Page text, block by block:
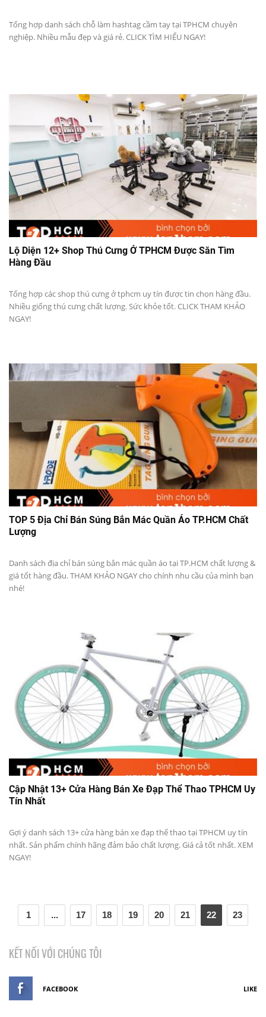
Tổng hợp danh sách chỗ làm hashtag cầm tay tại TPHCM chuyên
nghiệp. Nhiều mẫu đẹp và giá rẻ. CLICK TÌM HIỂU NGAY!
Lộ Diện 12+ Shop Thú Cưng Ở TPHCM Được Săn Tìm
Hàng Đầu
Tổng hợp các shop thú cưng ở tphcm uy tín được tin chọn hàng đầu.
Nhiều giống thú cưng chất lượng. Sức khỏe tốt. CLICK THAM KHẢO
NGAY!
TOP 5 Địa Chỉ Bán Súng Bắn Mác Quần Áo TP.HCM Chất
Lượng
Danh sách địa chỉ bán súng bắn mác quần áo tại TP.HCM chất lượng &
giá tốt hàng đầu. THAM KHẢO NGAY cho chính nhu cầu của mình bạn
nhé!
Cập Nhật 13+ Cửa Hàng Bán Xe Đạp Thể Thao TPHCM Uy
Tín Nhất
Gợi ý danh sách 13+ cửa hàng bán xe đạp thể thao tại TPHCM uy tín
nhất. Sản phẩm chính hãng đảm bảo chất lượng. Giá cả tốt nhất. XEM
NGAY!
1 ... 17 18 19 20 21 22 23
KẾT NỐI VỚI CHÚNG TÔI
FACEBOOK LIKE